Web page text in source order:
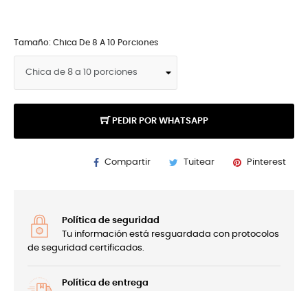
Tamaño: Chica De 8 A 10 Porciones
PEDIR POR WHATSAPP
Compartir Tuitear Pinterest
Política de seguridad
Tu información está resguardada con protocolos
de seguridad certificados.
Política de entrega